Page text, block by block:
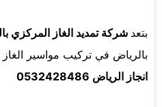
بتعد شركة تمديد الغاز المركزي
بالرياض في تركيب مواسير
انجاز الرياض 0532428486